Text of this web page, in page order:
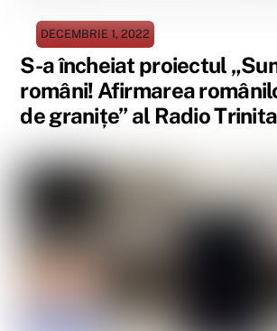
DECEMBRIE 1, 2022
S-a încheiat proiectul
români! Afirmarea
de granițe” al Radio